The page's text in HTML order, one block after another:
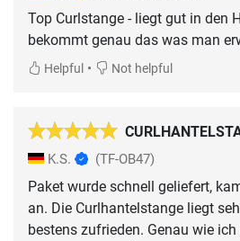
Top Curlstange - liegt gut in den
bekommt genau das was man
Helpful • Not helpful
K.S. (TF-OB47)
Paket wurde schnell geliefert,
an. Die Curlhantelstange liegt
bestens zufrieden. Genau wie